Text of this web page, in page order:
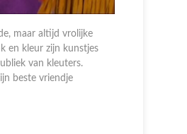
maar altijd vrolijke
en kleur zijn kunstjes
van kleuters.
beste vriendje